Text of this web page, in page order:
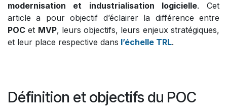
modernisation et industrialisation logicielle. Cet
article a pour objectif d’éclairer la différence entre
POC et MVP, leurs objectifs, leurs enjeux stratégiques,
et leur place respective dans l’échelle TRL.
Définition et objectifs du POC